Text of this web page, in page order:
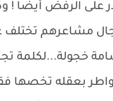
على الرفض أيضاً !
مشاعرهم تختلف
خجولة...لكلمة
بعقله تخصها